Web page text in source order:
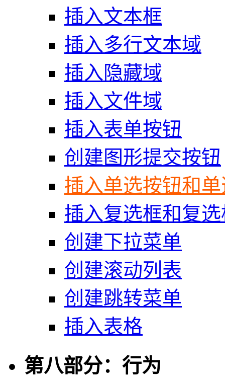
插入文本框
插入多行文本域
插入隐藏域
插入文件域
插入表单按钮
创建图形提交按钮
插入单选按钮和
插入复选框和复
创建下拉菜单
创建滚动列表
创建跳转菜单
插入表格
第八部分：行为